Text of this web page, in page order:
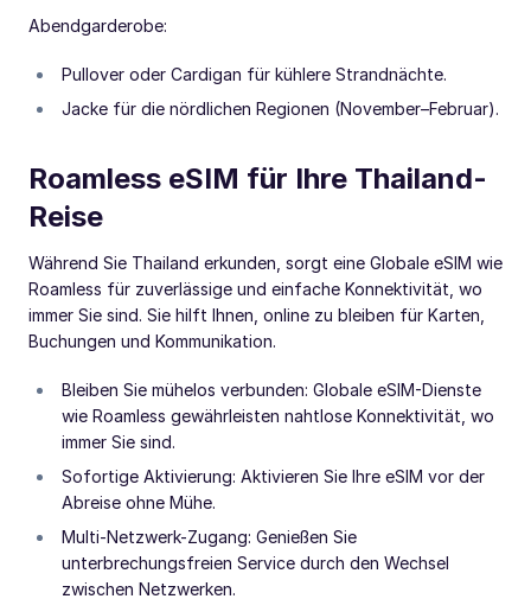
Abendgarderobe:
Pullover oder Cardigan für kühlere Strandnächte.
Jacke für die nördlichen Regionen (November–Februar).
Roamless eSIM für Ihre Thailand-
Reise
Während Sie Thailand erkunden, sorgt eine Globale eSIM wie
Roamless für zuverlässige und einfache Konnektivität, wo
immer Sie sind. Sie hilft Ihnen, online zu bleiben für Karten,
Buchungen und Kommunikation.
Bleiben Sie mühelos verbunden: Globale eSIM-Dienste
wie Roamless gewährleisten nahtlose Konnektivität, wo
immer Sie sind.
Sofortige Aktivierung: Aktivieren Sie Ihre eSIM vor der
Abreise ohne Mühe.
Multi-Netzwerk-Zugang: Genießen Sie
unterbrechungsfreien Service durch den Wechsel
zwischen Netzwerken.